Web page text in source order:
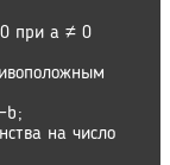
при a ≠ 0
на число